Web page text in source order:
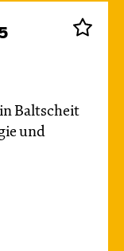
Baltscheit
und